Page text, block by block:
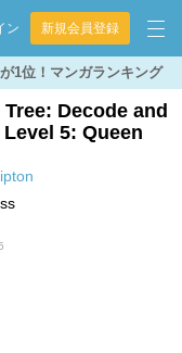
ン 新規会員登録
1位！マンガランキング
Decode and
5: Queen